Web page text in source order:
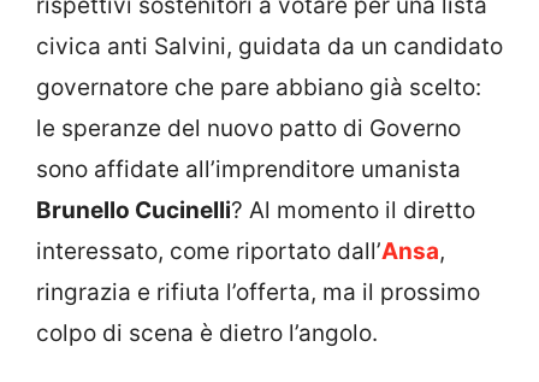
civica anti Salvini, guidata da un candidato
governatore che pare abbiano già scelto:
le speranze del nuovo patto di Governo
sono affidate all’imprenditore umanista
Brunello Cucinelli? Al momento il diretto
interessato, come riportato dall’Ansa,
ringrazia e rifiuta l’offerta, ma il prossimo
colpo di scena è dietro l’angolo.